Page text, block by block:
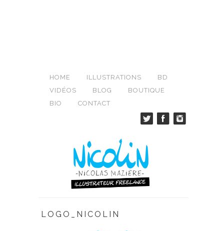
HOME ILLUSTRATIONS
BD
VIDÉOS
BLOG
BOUTIQUE
BIO
CONTACT
LOGO_NICOLIN